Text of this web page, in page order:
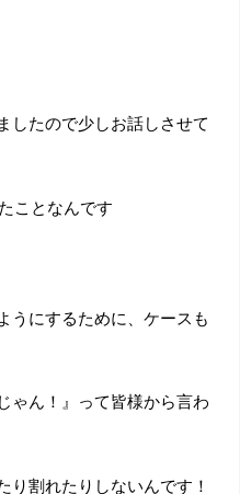
したので少しお話しさせて
ことなんです
うにするために、ケースも
ゃん！』って皆様から言わ
り割れたりしないんです！